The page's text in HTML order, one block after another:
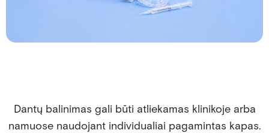
Dantų balinimas gali būti atliekamas klinikoje arba
namuose naudojant individualiai pagamintas kapas.